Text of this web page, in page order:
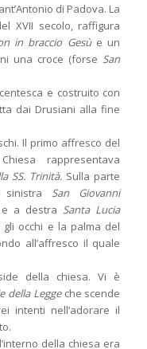
di Padova. La
XVII secolo, raffigura
in braccio Gesùe un
una croce (forse San
e costruito con
dai Drusiani alla fine
Il primo affresco del
rappresentava
SS. Trinità. Sulla parte
San Giovanni
e a destra Santa Lucia
occhi e la palma del
all’affresco il quale
della chiesa. Vi è
della Leggeche scende
intenti nell’adorare il
della chiesa era